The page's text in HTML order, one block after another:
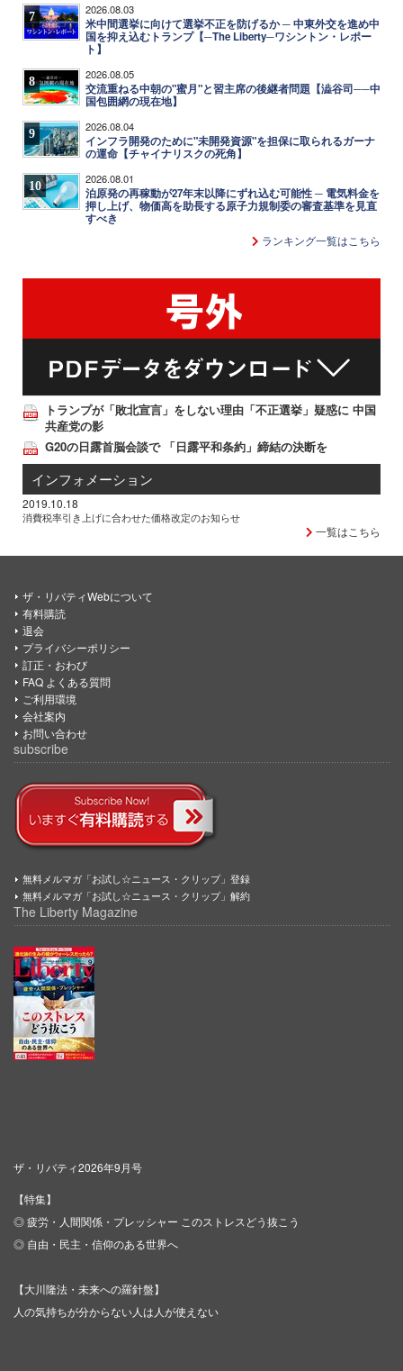
7 2026.08.03
米中間選挙に向けて選挙不正を防げるか ─ 中東外交を進め中
国を抑え込むトランプ【─The Liberty─ワシントン・レポー
ト】
8 2026.08.05
交流重ねる中朝の"蜜月"と習主席の後継者問題【澁谷司──中
国包囲網の現在地】
9 2026.08.04
インフラ開発のために"未開発資源"を担保に取られるガーナ
の運命【チャイナリスクの死角】
10 2026.08.01
泊原発の再稼動が27年末以降にずれ込む可能性 ─ 電気料金を
押し上げ、物価高を助長する原子力規制委の審査基準を見直
すべき
ランキング一覧はこちら
トランプが「敗北宣言」をしない理由「不正選挙」疑惑に 中国
共産党の影
G20の日露首脳会談で 「日露平和条約」締結の決断を
インフォメーション
2019.10.18
消費税率引き上げに合わせた価格改定のお知らせ
一覧はこちら
ザ・リバティWebについて
有料購読
退会
プライバシーポリシー
訂正・おわび
FAQ よくある質問
ご利用環境
会社案内
お問い合わせ
subscribe
無料メルマガ「お試し☆ニュース・クリップ」登録
無料メルマガ「お試し☆ニュース・クリップ」解約
The Liberty Magazine
ザ・リバティ2026年9月号
【特集】
◎ 疲労・人間関係・プレッシャー このストレスどう抜こう
◎ 自由・民主・信仰のある世界へ
【大川隆法・未来への羅針盤】
人の気持ちが分からない人は人が使えない